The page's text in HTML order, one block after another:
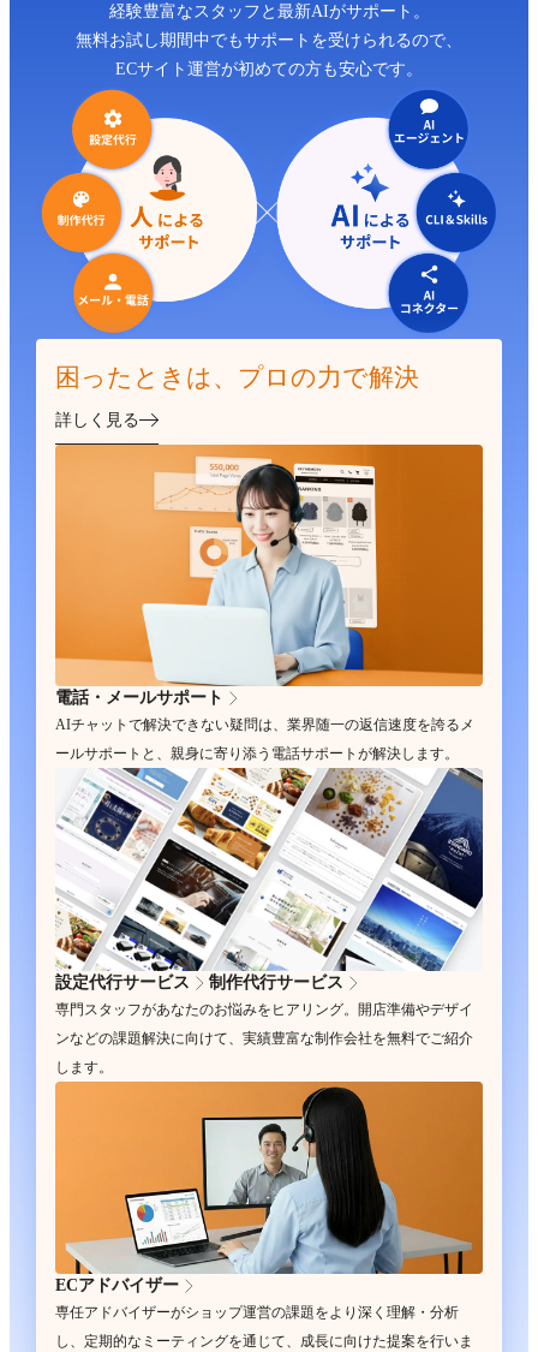
経験豊富なスタッフと最新AIがサポート。
無料お試し期間中でもサポートを受けられるので、
ECサイト運営が初めての方も安心です。
困ったときは、プロの力で解決
詳しく見る
電話・メールサポート
AIチャットで解決できない疑問は、業界随一の返信速度を誇るメ
ールサポートと、親身に寄り添う電話サポートが解決します。
設定代行サービス 制作代行サービス
専門スタッフがあなたのお悩みをヒアリング。開店準備やデザイ
ンなどの課題解決に向けて、実績豊富な制作会社を無料でご紹介
します。
ECアドバイザー
専任アドバイザーがショップ運営の課題をより深く理解・分析
し、定期的なミーティングを通じて、成長に向けた提案を行いま